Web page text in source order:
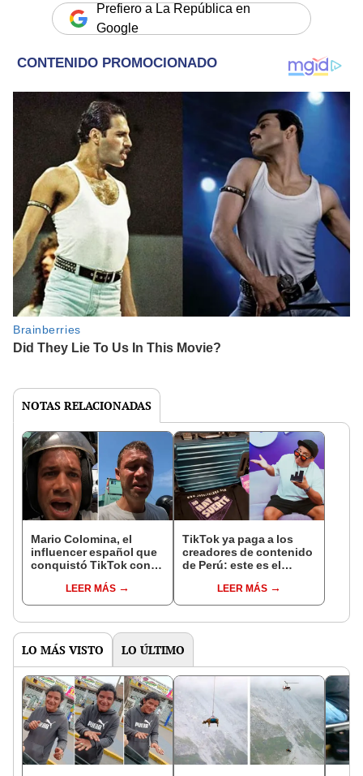
Prefiero a La República en
Google
NOTAS RELACIONADAS
Mario Colomina, el
influencer español que
conquistó TikTok con
"Mi amor nació por la
gastronomía"
LEER MÁS
TikTok ya paga a los
creadores de contenido
de Perú: este es el
llegar a cobrar por 1.000
vistas
LEER MÁS
LO MÁS VISTO LO ÚLTIMO